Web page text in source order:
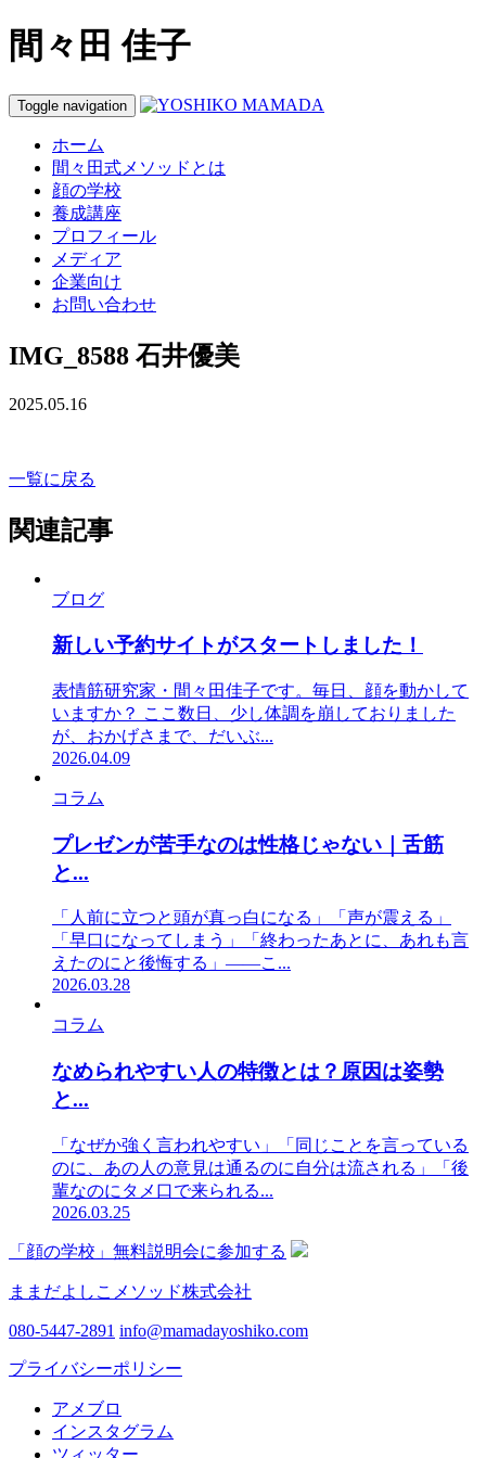
間々田 佳子
Toggle navigation
ホーム
間々田式メソッドとは
顔の学校
養成講座
プロフィール
メディア
企業向け
お問い合わせ
IMG_8588 石井優美
2025.05.16
一覧に戻る
関連記事
ブログ
新しい予約サイトがスタートしました！
表情筋研究家・間々田佳子です。毎日、顔を動かして
いますか？ ここ数日、少し体調を崩しておりました
が、おかげさまで、だいぶ...
2026.04.09
コラム
プレゼンが苦手なのは性格じゃない｜舌筋
と...
「人前に立つと頭が真っ白になる」「声が震える」
「早口になってしまう」「終わったあとに、あれも言
えたのにと後悔する」——こ...
2026.03.28
コラム
なめられやすい人の特徴とは？原因は姿勢
と...
「なぜか強く言われやすい」「同じことを言っている
のに、あの人の意見は通るのに自分は流される」「後
輩なのにタメ口で来られる...
2026.03.25
「顔の学校」無料説明会に参加する
ままだよしこメソッド株式会社
080-5447-2891 info@mamadayoshiko.com
プライバシーポリシー
アメブロ
インスタグラム
ツィッター